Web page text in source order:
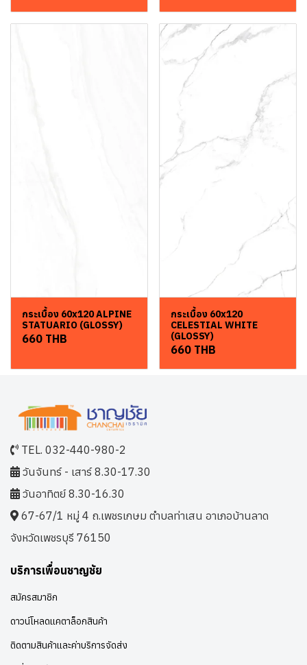
กระเบื้อง 60x120 ALPINE
STATUARIO (GLOSSY)
660 THB
กระเบื้อง 60x120
CELESTIAL WHITE
(GLOSSY)
660 THB
TEL. 032-440-980-2
วันจันทร์ - เสาร์ 8.30-17.30
วันอาทิตย์ 8.30-16.30
67-67/1 หมู่ 4 ถ.เพชรเกษม ตำบลท่าเสน อาเภอบ้านลาด
จังหวัดเพชรบุรี 76150
บริการเพื่อนชาญชัย
สมัครสมาชิก
ดาวน์โหลดแคตาล็อกสินค้า
ติดตามสินค้าและค่าบริการจัดส่ง